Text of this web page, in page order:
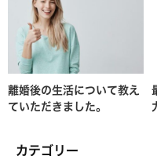
離婚後の生活について教え
ていただきました。
カテゴリー